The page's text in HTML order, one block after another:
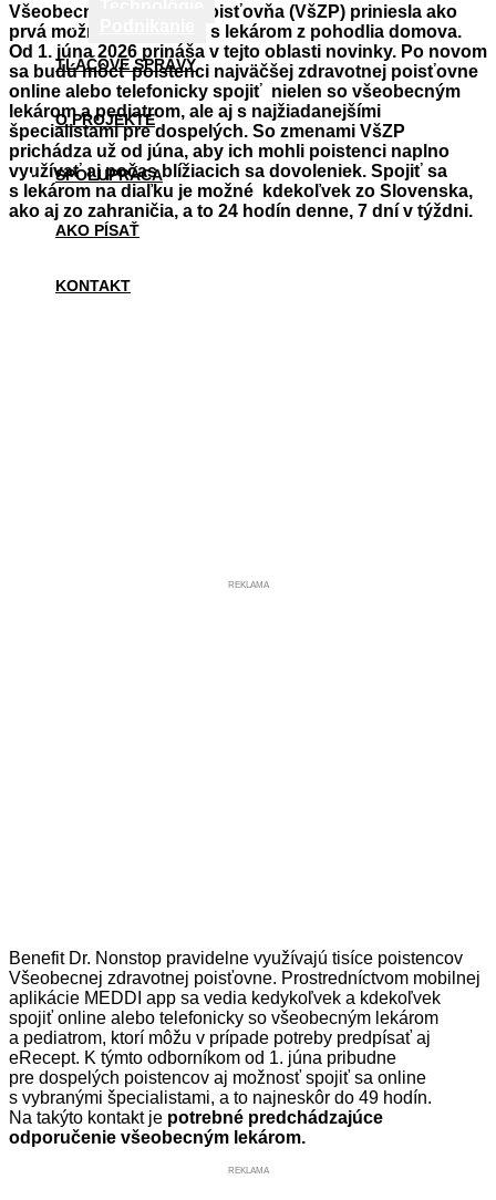
TLAČOVÉ SPRÁVY
O PROJEKTE
SPOLUPRÁCA
AKO PÍSAŤ
KONTAKT
Všeobecná zdravotná poisťovňa (VšZP) priniesla ako
prvá možnosť spojiť sa s lekárom z pohodlia domova.
Od 1. júna 2026 prináša v tejto oblasti novinky. Po novom
sa budú môcť poistenci najväčšej zdravotnej poisťovne
online alebo telefonicky spojiť nielen so všeobecným
lekárom a pediatrom, ale aj s najžiadanejšími
špecialistami pre dospelých. So zmenami VšZP
prichádza už od júna, aby ich mohli poistenci naplno
využívať aj počas blížiacich sa dovoleniek. Spojiť sa
s lekárom na diaľku je možné kdekoľvek zo Slovenska,
ako aj zo zahraničia, a to 24 hodín denne, 7 dní v týždni.
REKLAMA
Benefit Dr. Nonstop pravidelne využívajú tisíce poistencov
Všeobecnej zdravotnej poisťovne. Prostredníctvom mobilnej
aplikácie MEDDI app sa vedia kedykoľvek a kdekoľvek
spojiť online alebo telefonicky so všeobecným lekárom
a pediatrom, ktorí môžu v prípade potreby predpísať aj
eRecept. K týmto odborníkom od 1. júna pribudne
pre dospelých poistencov aj možnosť spojiť sa online
s vybranými špecialistami, a to najneskôr do 49 hodín.
Na takýto kontakt je potrebné predchádzajúce
odporučenie všeobecným lekárom.
REKLAMA